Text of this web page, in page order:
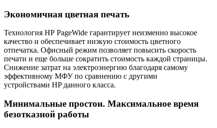
Экономичная цветная печать
Технология HP PageWide гарантирует неизменно высокое
качество и обеспечивает низкую стоимость цветного
отпечатка. Офисный режим позволяет повысить скорость
печати и еще больше сократить стоимость каждой страницы.
Снижение затрат на электроэнергию благодаря самому
эффективному МФУ по сравнению с другими
устройствами HP данного класса.
Минимальные простои. Максимальное время
безотказной работы